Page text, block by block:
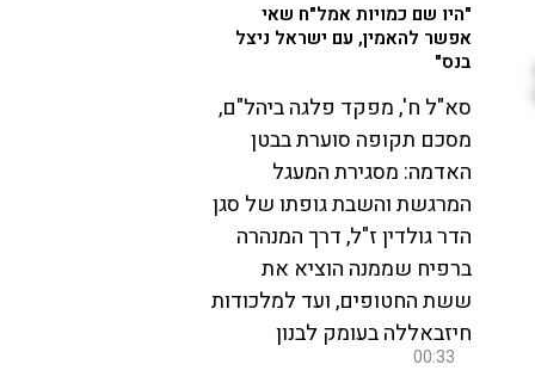
"היו שם כמויות אמל"ח שאי
אפשר להאמין, עם ישראל ניצל
בנס"
סא"ל ח', מפקד פלגה ביהל"ם,
מסכם תקופה סוערת בבטן
האדמה: מסגירת המעגל
המרגשת והשבת גופתו של סגן
הדר גולדין ז"ל, דרך המנהרה
ברפיח שממנה הוציא את
ששת החטופים, ועד למלכודות
חיזבאללה בעומק לבנון
00:33